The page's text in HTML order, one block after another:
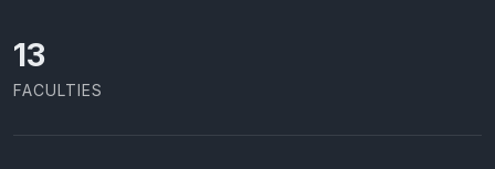
13
FACULTIES